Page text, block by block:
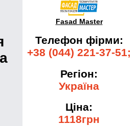
Fasad Master
Телефон фірми:
+38 (044) 221-37-51;
Регіон:
Україна
Ціна:
1118грн